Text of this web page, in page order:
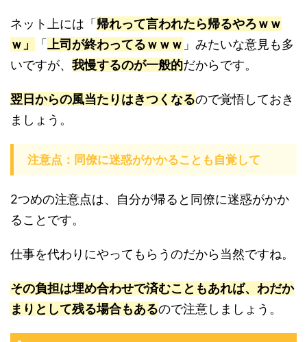
ネット上には「 帰れって言われたら帰るやろｗｗ
ｗ」
「 上司が終わってるｗｗｗ 」みたいな意見も多
いですが、 我慢するのが一般的だからです。
翌日からの風当たりはきつくなるので覚悟しておき
ましょう。
注意点：同僚に迷惑がかかることも自覚して
2つめの注意点は、自分が帰ると同僚に迷惑がかか
ることです。
仕事を代わりにやってもらうのだから当然ですね。
その負担は埋め合わせで済むこともあれば、わだか
まりとして残る場合もあるので注意しましょう。